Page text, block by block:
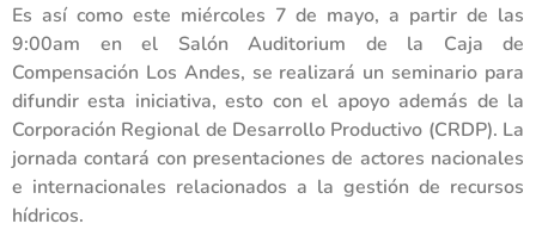
Es así como este miércoles 7 de mayo, a partir de las
9:00am en el Salón Auditorium de la Caja de
Compensación Los Andes, se realizará un seminario para
difundir esta iniciativa, esto con el apoyo además de la
Corporación Regional de Desarrollo Productivo (CRDP). La
jornada contará con presentaciones de actores nacionales
e internacionales relacionados a la gestión de recursos
hídricos.